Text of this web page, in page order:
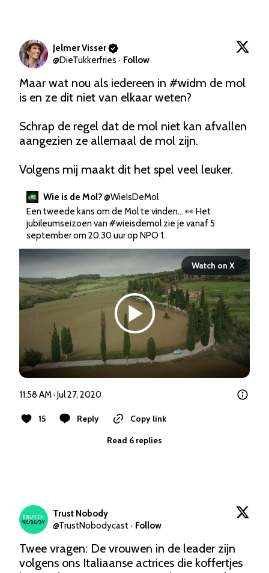
Jelmer Visser
@DieTukkerfries · Follow
Maar wat nou als iedereen in #widm de mol
is en ze dit niet van elkaar weten?
Schrap de regel dat de mol niet kan afvallen
aangezien ze allemaal de mol zijn.
Volgens mij maakt dit het spel veel leuker.
Wie is de Mol?@WieIsDeMol
Een tweede kans om de Mol te vinden… 👀 Het
jubileumseizoen van #wieisdemol zie je vanaf 5
september om 20.30 uur op NPO 1.
Watch on X
11:58 AM · Jul 27, 2020
15 Reply
Copy link
Read 6 replies
Trust Nobody
@TrustNobodycast · Follow
Twee vragen: De vrouwen in de leader zijn
volgens ons Italiaanse actrices die koffertjes